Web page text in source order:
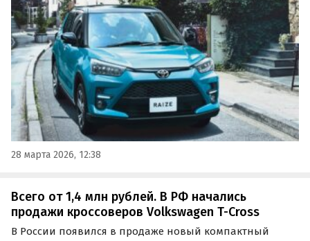
глобальной линейке Toyota.
28 марта 2026, 12:38
Всего от 1,4 млн рублей. В РФ начались
продажи кроссоверов Volkswagen T-Cross
В России появился в продаже новый компактный